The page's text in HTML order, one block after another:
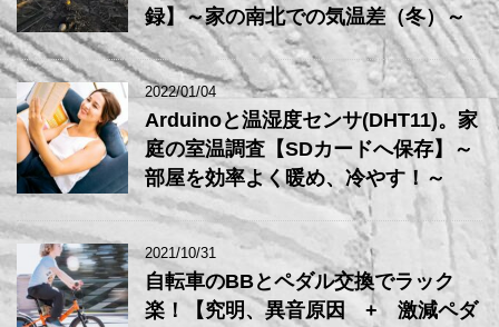
録】～家の南北での気温差（冬）～
2022/01/04
Arduinoと温湿度センサ(DHT11)。家
庭の室温調査【SDカードへ保存】～
部屋を効率よく暖め、冷やす！～
2021/10/31
自転車のBBとペダル交換でラック
楽！【究明、異音原因 + 激減ペダ